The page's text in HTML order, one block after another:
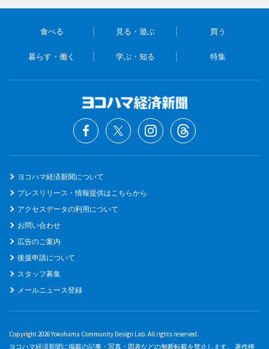
食べる 見る・遊ぶ 買う
暮らす・働く 学ぶ・知る 特集
ヨコハマ経済新聞について
プレスリリース・情報提供はこちらから
アクセスデータの利用について
お問い合わせ
広告のご案内
後援申請について
スタッフ募集
メールニュース登録
Copyright 2026 Yokohama Community Design Lab. All rights reserved.
ヨコハマ経済新聞に掲載の記事・写真・図表などの無断転載を禁止します。 著作権